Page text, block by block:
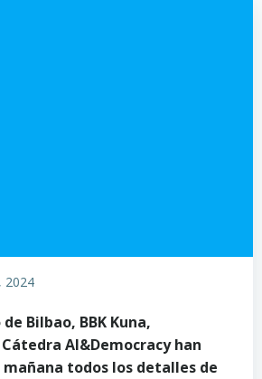
2024
Bilbao, BBK Kuna,
Cátedra AI&Democracy han
todos los detalles de